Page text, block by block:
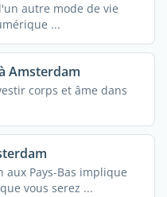
autre mode de vie
...
Amsterdam
corps et âme dans
Pays-Bas implique
vous serez ...